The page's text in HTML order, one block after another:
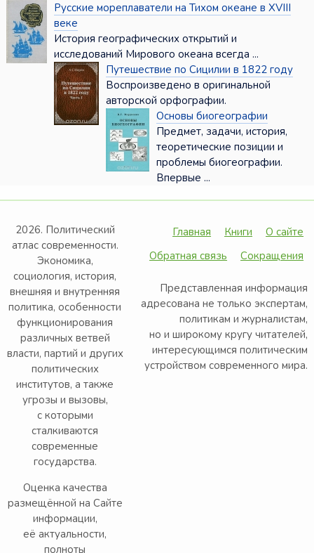
Русские мореплаватели на Тихом океане в XVIII
веке
История географических открытий и
исследований Мирового океана всегда ...
Путешествие по Сицилии в 1822 году
Воспроизведено в оригинальной
авторской орфографии.
Основы биогеографии
Предмет, задачи, история,
теоретические позиции и
проблемы биогеографии.
Впервые ...
2026. Политический
атлас современности.
Экономика,
социология, история,
внешняя и внутренняя
политика, особенности
функционирования
различных ветвей
власти, партий и других
политических
институтов, а также
угрозы и вызовы,
с которыми
сталкиваются
современные
государства.
Оценка качества
размещённой на Сайте
информации,
её актуальности,
полноты
Главная Книги
О сайте
Обратная связь
Сокращения
Представленная информация
адресована не только экспертам,
политикам и журналистам,
но и широкому кругу читателей,
интересующимся политическим
устройством современного мира.